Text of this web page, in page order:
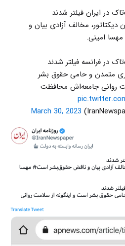
در ایران فیلتر شدند
مخالف آزادی بیان و
امینی.
در فرانسه فیلتر شدند
متمدن و حامی حقوق بشر
روانی جامعه‌اش محافظت
March 30, 2023